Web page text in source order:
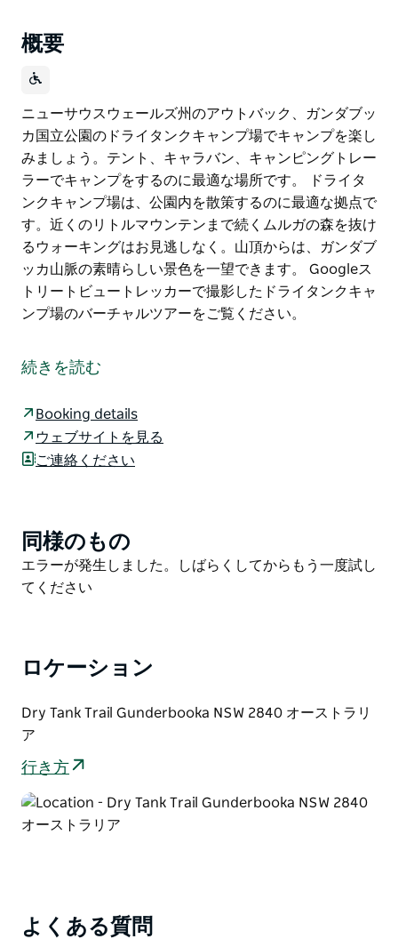
概要
ニューサウスウェールズ州のアウトバック、ガンダブッ
カ国立公園のドライタンクキャンプ場でキャンプを楽し
みましょう。テント、キャラバン、キャンピングトレー
ラーでキャンプをするのに最適な場所です。 ドライタ
ンクキャンプ場は、公園内を散策するのに最適な拠点で
す。近くのリトルマウンテンまで続くムルガの森を抜け
るウォーキングはお見逃しなく。山頂からは、ガンダブ
ッカ山脈の素晴らしい景色を一望できます。 Googleス
トリートビュートレッカーで撮影したドライタンクキャ
ンプ場のバーチャルツアーをご覧ください。
カ国立公園のドライタンクキャンプ場でキャンプを楽し
みましょう。テント、キャラバン、キャンピングトレー
ドライタンクキャンプ場は、公園内を散策するのに最適
な拠点です。近くのリトルマウンテンまで続くムルガの
Googleストリートビュートレッカーで撮影したドライ
タンクキャンプ場のバーチャルツアーをご覧ください。
続きを読む
Booking details
ウェブサイトを見る
ご連絡ください
Product
List
同様のもの
Product
List
エラーが発生しました。しばらくしてからもう一度試し
てください
ロケーション
Dry Tank Trail Gunderbooka NSW 2840 オーストラリ
ア
行き方
よくある質問